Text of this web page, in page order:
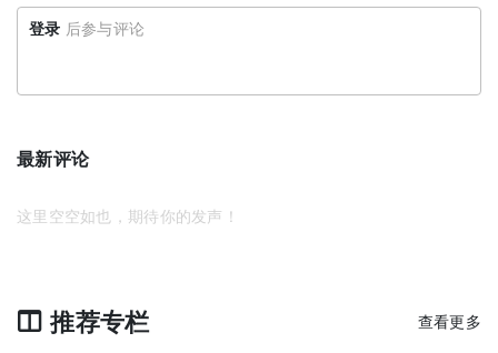
登录 后参与评论
最新评论
这里空空如也，期待你的发声！
推荐专栏 查看更多